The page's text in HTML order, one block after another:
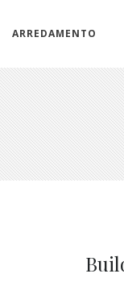
ARREDAMENTO